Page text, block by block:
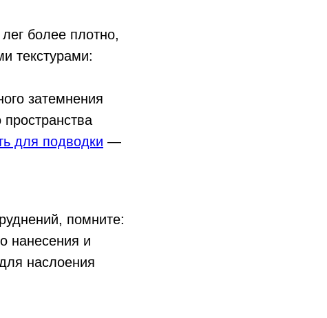
более плотно,
текстурами:
затемнения
для подводки —
помните:
нанесения и
наслоения